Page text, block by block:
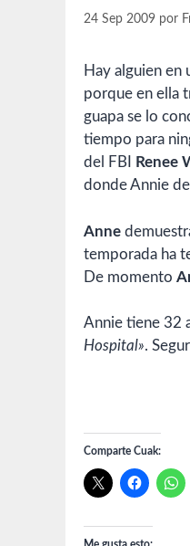
24 Sep 2009 por
Hay alguien en
porque en ella
guapa se lo
tiempo para
del FBI
Renee
donde Annie
Anne
temporada ha
De momento
Annie tiene 32
Hospital».
Comparte Cuak: